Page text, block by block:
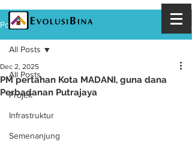
Post
All Posts
Projek
Infrastruktur
Semenanjung
All Posts
PM pertahan Kota MADANI, guna dana
Perbadanan Putrajaya
Dec 2, 2025